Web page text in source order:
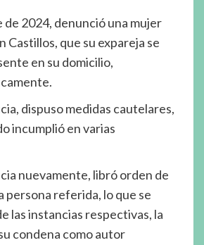
de 2024, denunció una mujer
Castillos, que su expareja se
en su domicilio,
dispuso medidas cautelares,
incumplió en varias
nuevamente, libró orden de
persona referida, lo que se
las instancias respectivas, la
condena como autor